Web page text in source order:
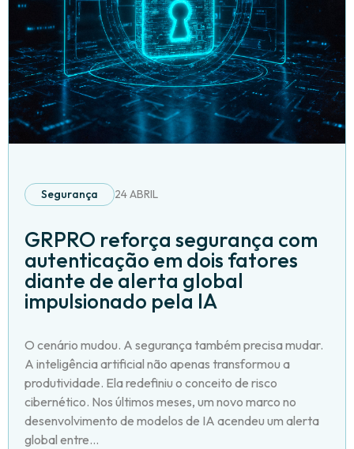
Segurança 24 ABRIL
GRPRO reforça segurança com
autenticação em dois fatores
diante de alerta global
impulsionado pela IA
O cenário mudou. A segurança também precisa mudar.
A inteligência artificial não apenas transformou a
produtividade. Ela redefiniu o conceito de risco
cibernético. Nos últimos meses, um novo marco no
desenvolvimento de modelos de IA acendeu um alerta
global entre...